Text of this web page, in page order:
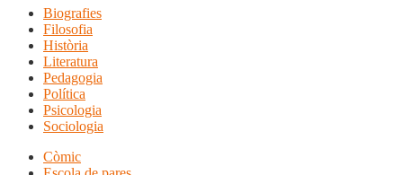
Biografies
Filosofia
Història
Literatura
Pedagogia
Política
Psicologia
Sociologia
Còmic